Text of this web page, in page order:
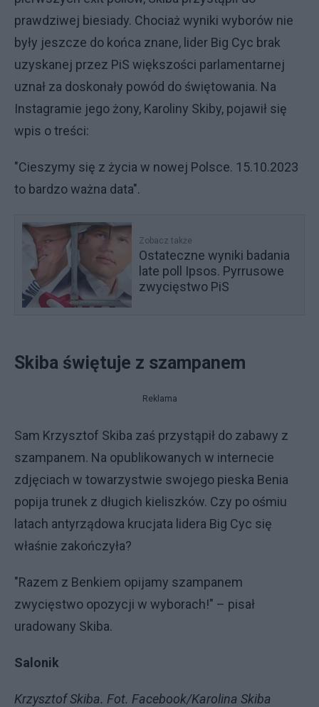
prawdziwej biesiady. Chociaż wyniki wyborów nie
były jeszcze do końca znane, lider Big Cyc brak
uzyskanej przez PiS większości parlamentarnej
uznał za doskonały powód do świętowania. Na
Instagramie jego żony, Karoliny Skiby, pojawił się
wpis o treści:
"Cieszymy się z życia w nowej Polsce. 15.10.2023
to bardzo ważna data".
Zobacz także
Ostateczne wyniki badania
late poll Ipsos. Pyrrusowe
zwycięstwo PiS
Skiba świętuje z szampanem
Reklama
Sam Krzysztof Skiba zaś przystąpił do zabawy z
szampanem. Na opublikowanych w internecie
zdjęciach w towarzystwie swojego pieska Benia
popija trunek z długich kieliszków. Czy po ośmiu
latach antyrządowa krucjata lidera Big Cyc się
właśnie zakończyła?
"Razem z Benkiem opijamy szampanem
zwycięstwo opozycji w wyborach!" – pisał
uradowany Skiba.
Salonik
Krzysztof Skiba. Fot. Facebook/Karolina Skiba